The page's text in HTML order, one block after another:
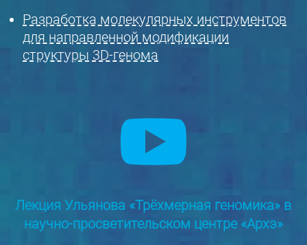
Разработка молекулярных инструментов
для направленной модификации
структуры 3D-генома

Лекция Ульянова «Трёхмерная геномика» в
научно-просветительском центре «Архэ»